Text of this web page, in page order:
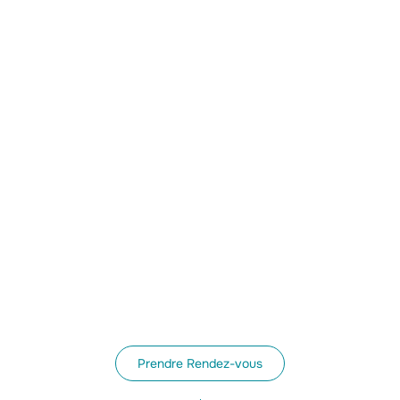
Prendre Rendez-vous